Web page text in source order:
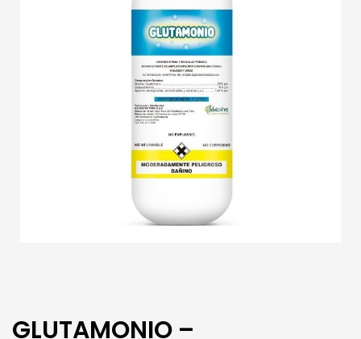
GLUTAMONIO –